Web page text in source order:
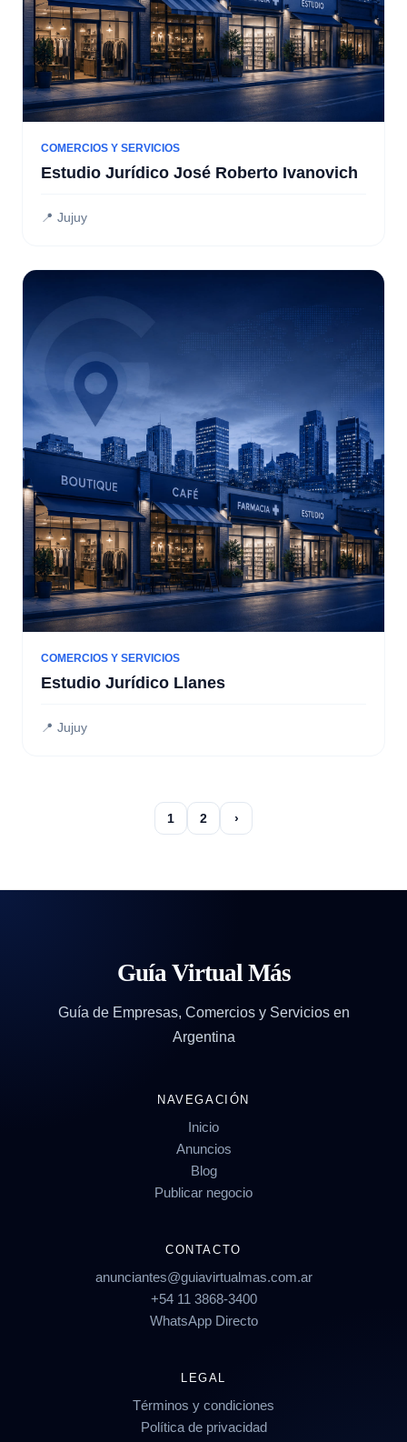
COMERCIOS Y SERVICIOS
Estudio Jurídico José Roberto Ivanovich
📍 Jujuy
COMERCIOS Y SERVICIOS
Estudio Jurídico Llanes
📍 Jujuy
1 2 ›
Guía Virtual Más
Guía de Empresas, Comercios y Servicios en
Argentina
NAVEGACIÓN
Inicio
Anuncios
Blog
Publicar negocio
CONTACTO
anunciantes@guiavirtualmas.com.ar
+54 11 3868-3400
WhatsApp Directo
LEGAL
Términos y condiciones
Política de privacidad